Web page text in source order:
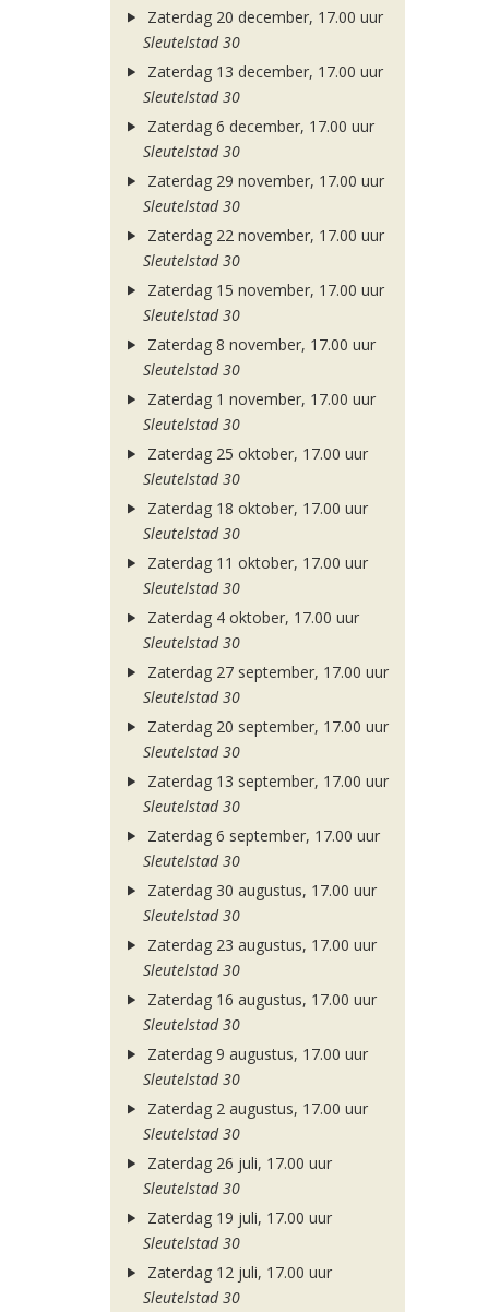
Zaterdag 20 december, 17.00 uur
Sleutelstad 30
Zaterdag 13 december, 17.00 uur
Sleutelstad 30
Zaterdag 6 december, 17.00 uur
Sleutelstad 30
Zaterdag 29 november, 17.00 uur
Sleutelstad 30
Zaterdag 22 november, 17.00 uur
Sleutelstad 30
Zaterdag 15 november, 17.00 uur
Sleutelstad 30
Zaterdag 8 november, 17.00 uur
Sleutelstad 30
Zaterdag 1 november, 17.00 uur
Sleutelstad 30
Zaterdag 25 oktober, 17.00 uur
Sleutelstad 30
Zaterdag 18 oktober, 17.00 uur
Sleutelstad 30
Zaterdag 11 oktober, 17.00 uur
Sleutelstad 30
Zaterdag 4 oktober, 17.00 uur
Sleutelstad 30
Zaterdag 27 september, 17.00 uur
Sleutelstad 30
Zaterdag 20 september, 17.00 uur
Sleutelstad 30
Zaterdag 13 september, 17.00 uur
Sleutelstad 30
Zaterdag 6 september, 17.00 uur
Sleutelstad 30
Zaterdag 30 augustus, 17.00 uur
Sleutelstad 30
Zaterdag 23 augustus, 17.00 uur
Sleutelstad 30
Zaterdag 16 augustus, 17.00 uur
Sleutelstad 30
Zaterdag 9 augustus, 17.00 uur
Sleutelstad 30
Zaterdag 2 augustus, 17.00 uur
Sleutelstad 30
Zaterdag 26 juli, 17.00 uur
Sleutelstad 30
Zaterdag 19 juli, 17.00 uur
Sleutelstad 30
Zaterdag 12 juli, 17.00 uur
Sleutelstad 30